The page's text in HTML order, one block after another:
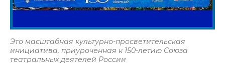
Это масштабная культурно-просветительская
инициатива, приуроченная к 150-летию Союза
театральных деятелей России